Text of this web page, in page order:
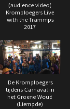
(audience video)
Kromploegers Live
with the Trammps
2017
De Kromploegers
tijdens Carnaval in
het Groene Woud
(Liempde)